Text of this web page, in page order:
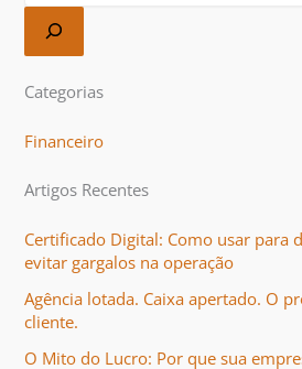
Categorias
Financeiro
Artigos Recentes
Certificado Digital: Como usar para
evitar gargalos na operação
Agência lotada. Caixa apertado. O
cliente.
O Mito do Lucro: Por que sua